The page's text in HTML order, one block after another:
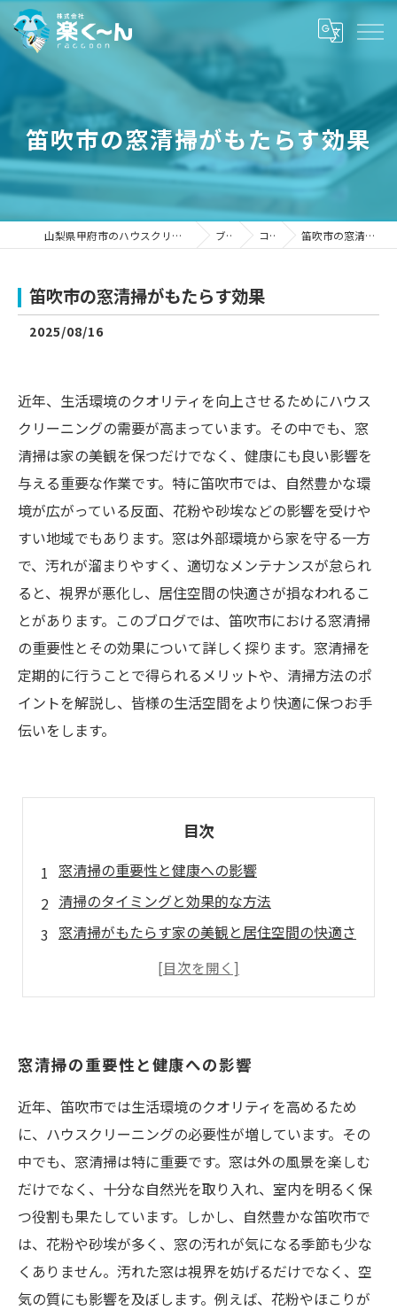
笛吹市の窓清掃がもたらす効果
山梨県甲府市のハウスクリーニングなら株式会社楽く～ん ブログ コラム 笛吹市の窓清掃がもたらす効果
笛吹市の窓清掃がもたらす効果
2025/08/16
近年、生活環境のクオリティを向上させるためにハウス
クリーニングの需要が高まっています。その中でも、窓
清掃は家の美観を保つだけでなく、健康にも良い影響を
与える重要な作業です。特に笛吹市では、自然豊かな環
境が広がっている反面、花粉や砂埃などの影響を受けや
すい地域でもあります。窓は外部環境から家を守る一方
で、汚れが溜まりやすく、適切なメンテナンスが怠られ
ると、視界が悪化し、居住空間の快適さが損なわれるこ
とがあります。このブログでは、笛吹市における窓清掃
の重要性とその効果について詳しく探ります。窓清掃を
定期的に行うことで得られるメリットや、清掃方法のポ
イントを解説し、皆様の生活空間をより快適に保つお手
伝いをします。
目次
窓清掃の重要性と健康への影響
清掃のタイミングと効果的な方法
窓清掃がもたらす家の美観と居住空間の快適さ
地域の環境と共存するための窓清掃
結論：窓清掃の価値を再認識する
窓清掃の重要性と健康への影響
近年、笛吹市では生活環境のクオリティを高めるため
に、ハウスクリーニングの必要性が増しています。その
中でも、窓清掃は特に重要です。窓は外の風景を楽しむ
だけでなく、十分な自然光を取り入れ、室内を明るく保
つ役割も果たしています。しかし、自然豊かな笛吹市で
は、花粉や砂埃が多く、窓の汚れが気になる季節も少な
くありません。汚れた窓は視界を妨げるだけでなく、空
気の質にも影響を及ぼします。例えば、花粉やほこりが